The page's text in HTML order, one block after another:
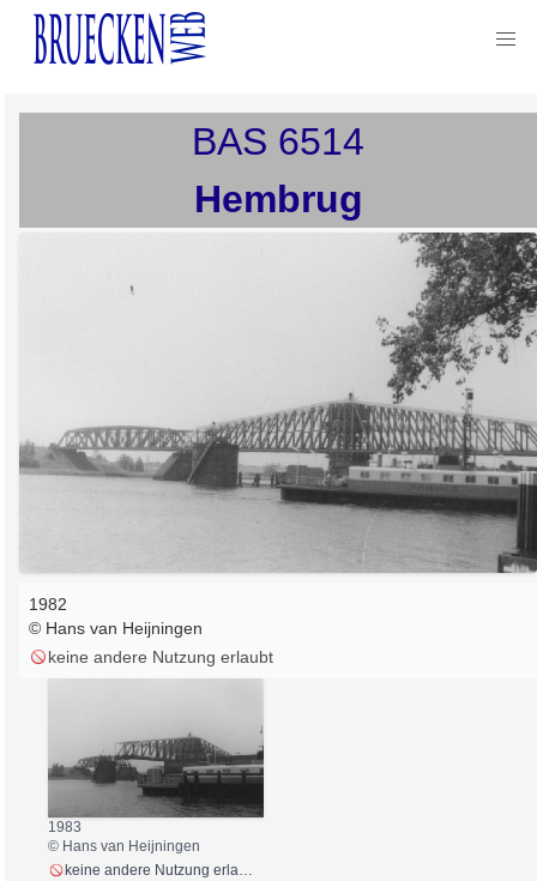
BAS 6514
Hembrug
1982
© Hans van Heijningen
keine andere Nutzung erlaubt
1983
© Hans van Heijningen
keine andere Nutzung erlaubt